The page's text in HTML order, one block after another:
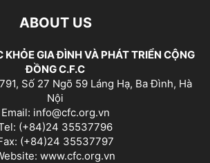
ABOUT US
KHỎE GIA ĐÌNH VÀ PHÁT TRIỂN CỘNG
ĐỒNG C.F.C
Số 27 Ngõ 59 Láng Hạ, Ba Đình, Hà
Nội
Email: info@cfc.org.vn
(+84)24 35537796
(+84)24 35537797
www.cfc.org.vn